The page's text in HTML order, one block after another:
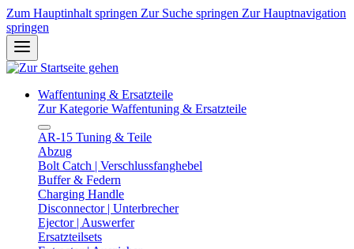
Zum Hauptinhalt springen Zur Suche springen Zur Hauptnavigation
springen
Waffentuning & Ersatzteile
Zur Kategorie Waffentuning & Ersatzteile
AR-15 Tuning & Teile
Abzug
Bolt Catch | Verschlussfanghebel
Buffer & Federn
Charging Handle
Disconnector | Unterbrecher
Ejector | Auswerfer
Ersatzteilsets